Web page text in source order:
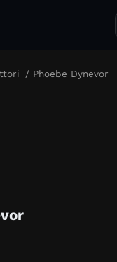
/ Phoebe Dynevor